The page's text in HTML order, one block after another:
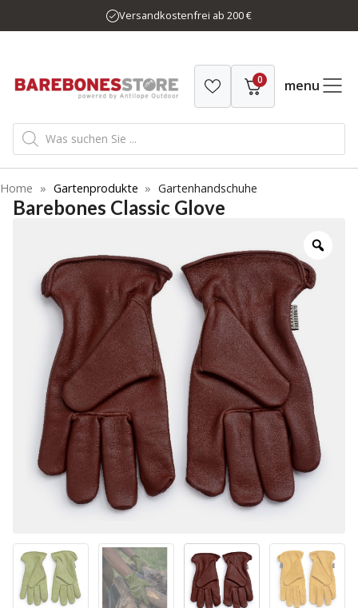
Inhalt
Versandkostenfrei ab 200 €
0 menu
Products
search
Home » Gartenprodukte » Gartenhandschuhe
Barebones Classic Glove